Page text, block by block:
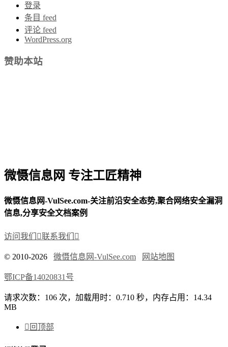
登录
条目 feed
评论 feed
WordPress.org
赞助本站
微慑信息网 专注工匠精神
微慑信息网-VulSee.com-关注前沿安全态势,聚合网络安全漏洞
信息,分享安全文档案例
访问我们 联系我们 
© 2010-2026 微慑信息网-VulSee.com 网站地图
鄂ICP备14020831号
请求次数：106 次，加载用时：0.710 秒，内存占用：14.34
MB
 回顶部